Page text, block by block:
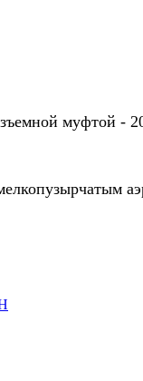
муфтой -